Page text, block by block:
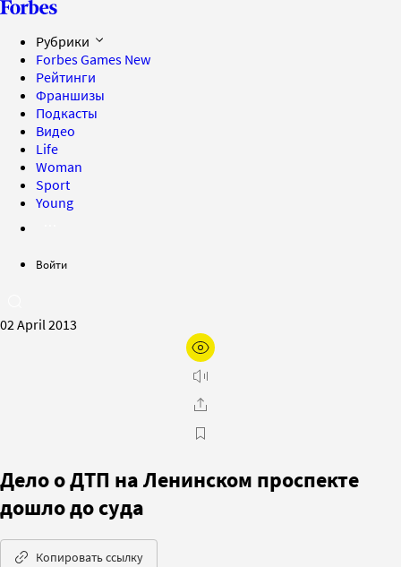
Рубрики
Forbes Games New
Рейтинги
Франшизы
Подкасты
Видео
Life
Woman
Sport
Young
Войти
02 April 2013
Дело о ДТП на Ленинском проспекте
дошло до суда
Копировать ссылку